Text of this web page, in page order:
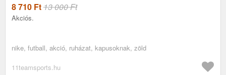
8 710 Ft13 000 Ft
Akciós.
nike, futball, akció, ruházat, kapusoknak, zöld
11teamsports.hu